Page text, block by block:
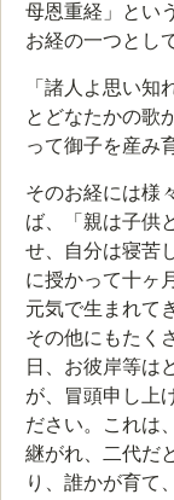
母恩重経」とい
お経の一つとし
「諸人よ思い知
とどなたかの歌
って御子を産み
そのお経には様
ば、「親は子供
せ、自分は寝苦
に授かって十ヶ
元気で生まれて
その他にもたく
日、お彼岸等は
が、冒頭申し上
ださい。これは
継がれ、二代だ
り、誰かが育て